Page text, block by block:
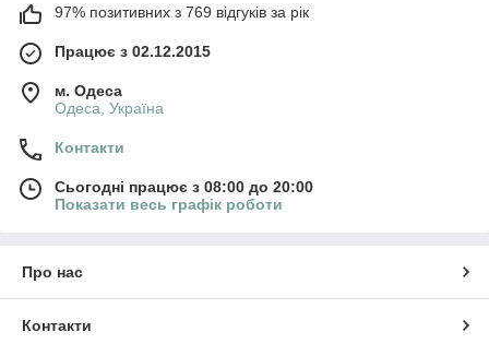
97% позитивних з 769 відгуків за рік
Працює з 02.12.2015
м. Одеса
Одеса, Україна
Контакти
Сьогодні працює з 08:00 до 20:00
Показати весь графік роботи
Про нас
Контакти